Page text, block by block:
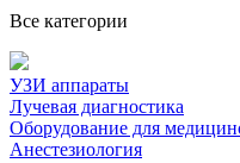
Все категории
УЗИ аппараты
Лучевая диагностика
Оборудование для
Анестезиология